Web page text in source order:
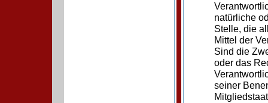
natürliche
Stelle, die
Mittel der
Sind die
oder das
seiner